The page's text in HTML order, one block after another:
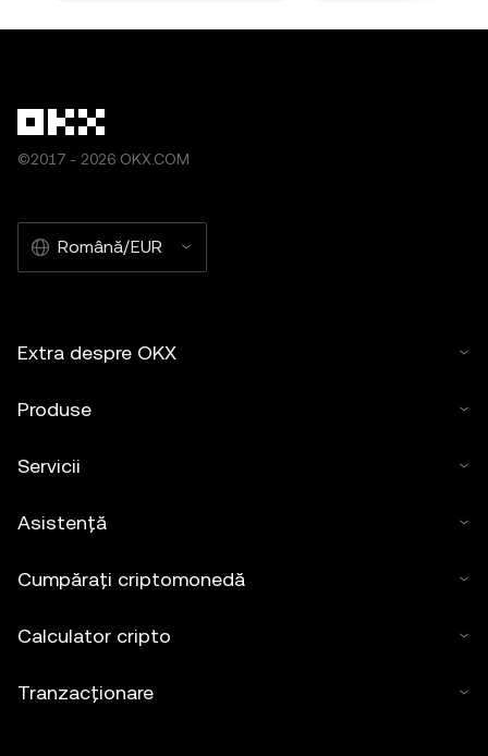
©2017 - 2026 OKX.COM
Română/EUR
Extra despre OKX
Produse
Servicii
Asistență
Cumpărați criptomonedă
Calculator cripto
Tranzacționare